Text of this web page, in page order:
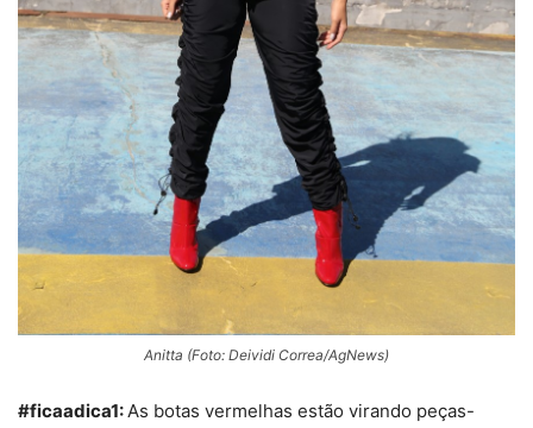
Anitta (Foto: Deividi Correa/AgNews)
#ficaadica1:As botas vermelhas estão virando peças-